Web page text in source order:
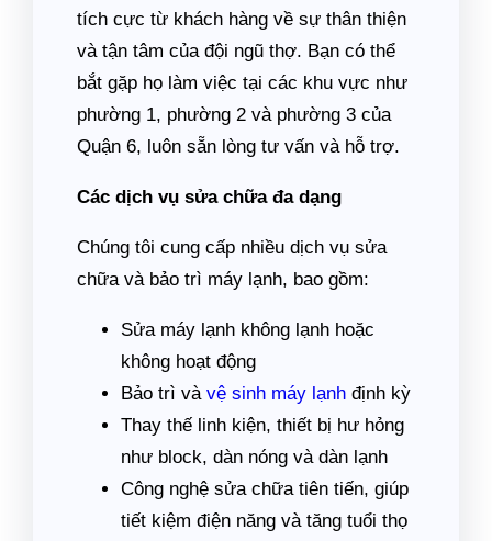
tích cực từ khách hàng về sự thân thiện
và tận tâm của đội ngũ thợ. Bạn có thể
bắt gặp họ làm việc tại các khu vực như
phường 1, phường 2 và phường 3 của
Quận 6, luôn sẵn lòng tư vấn và hỗ trợ.
Các dịch vụ sửa chữa đa dạng
Chúng tôi cung cấp nhiều dịch vụ sửa
chữa và bảo trì máy lạnh, bao gồm:
Sửa máy lạnh không lạnh hoặc
không hoạt động
Bảo trì và vệ sinh máy lạnh định kỳ
Thay thế linh kiện, thiết bị hư hỏng
như block, dàn nóng và dàn lạnh
Công nghệ sửa chữa tiên tiến, giúp
tiết kiệm điện năng và tăng tuổi thọ